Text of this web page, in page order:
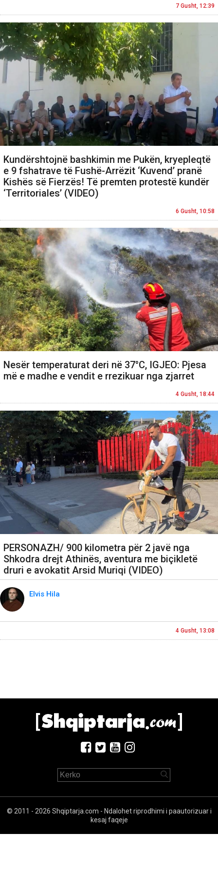
7 Gusht, 12:39
Kundërshtojnë bashkimin me Pukën, kryepleqtë
e 9 fshatrave të Fushë-Arrëzit ‘Kuvend’ pranë
Kishës së Fierzës! Të premten protestë kundër
‘Territoriales’ (VIDEO)
6 Gusht, 10:58
Nesër temperaturat deri në 37°C, IGJEO: Pjesa
më e madhe e vendit e rrezikuar nga zjarret
4 Gusht, 18:44
PERSONAZH/ 900 kilometra për 2 javë nga
Shkodra drejt Athinës, aventura me biçikletë
druri e avokatit Arsid Muriqi (VIDEO)
Elvis Hila
4 Gusht, 13:08
© 2011 - 2026 Shqiptarja.com - Ndalohet riprodhimi i paautorizuar i
kesaj faqeje